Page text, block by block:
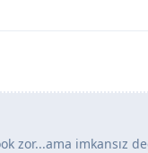
zor...ama imkansız